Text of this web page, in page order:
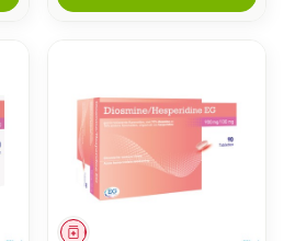
Geneesmiddel